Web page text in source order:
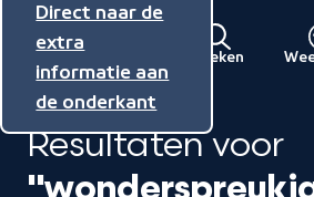
Direct naar de
inhoud
Direct naar de
hoofdnavigatie
Direct naar de
extra
informatie aan
de onderkant
Menu
Naar
de
beginpagina
van
NPO
Zoeken
Resultaten voor